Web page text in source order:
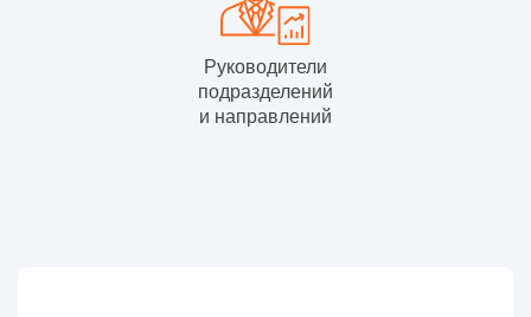
Руководители
подразделений
и направлений